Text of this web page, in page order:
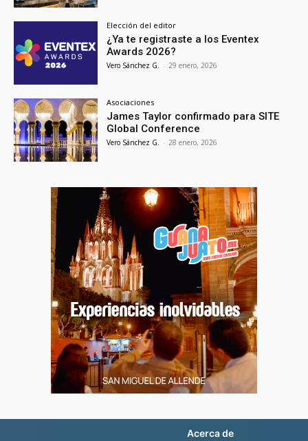
Elección del editor
¿Ya te registraste a los Eventex
Awards 2026?
Vero Sánchez G. - 29 enero, 2026
Asociaciones
James Taylor confirmado para SITE
Global Conference
Vero Sánchez G. - 28 enero, 2026
Acerca de